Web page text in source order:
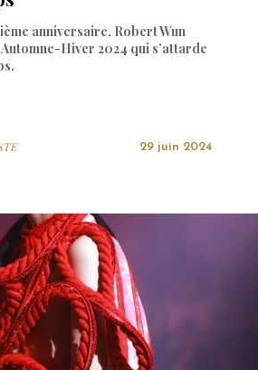
anniversaire, Robert Wun
Hiver 2024 qui s’attarde
29 juin 2024